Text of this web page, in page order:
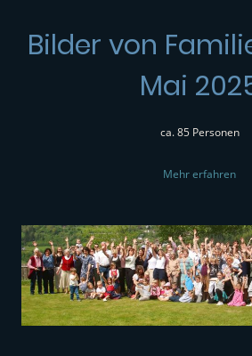
Bilder von
Mai
ca. 85 Personen
Mehr erfahren